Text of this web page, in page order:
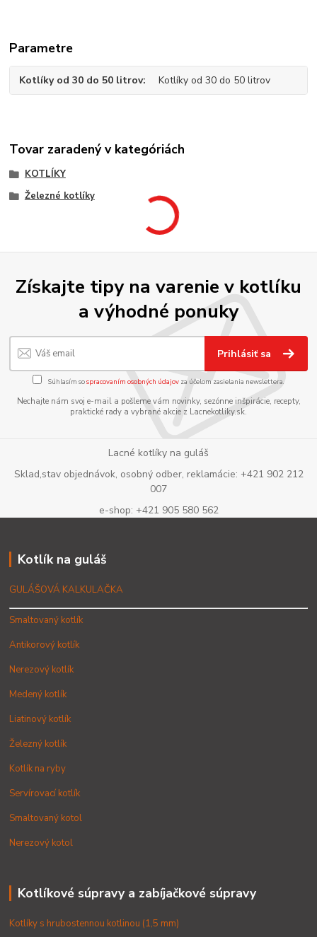
Parametre
Kotlíky od 30 do 50 litrov Kotlíky od 30 do 50 litrov
Tovar zaradený v kategóriách
KOTLÍKY
Železné kotlíky
Získajte tipy na varenie v kotlíku
a výhodné ponuky
Prihlásiť sa
Súhlasím sospracovaním osobných údajov za účelom zasielania newslettera.
Nechajte nám svoj e-mail a pošleme vám novinky, sezónne inšpirácie, recepty,
praktické rady a vybrané akcie z Lacnekotliky.sk.
Lacné kotlíky na guláš
Sklad,stav objednávok, osobný odber, reklamácie: +421 902 212
007
e-shop: +421 905 580 562
Kotlík na guláš
GULÁŠOVÁ KALKULAČKA
Smaltovaný kotlík
Antikorový kotlík
Nerezový kotlík
Medený kotlík
Liatinový kotlík
Železný kotlík
Kotlík na ryby
Servírovací kotlík
Smaltovaný kotol
Nerezový kotol
Kotlíkové súpravy a zabíjačkové súpravy
Kotlíky s hrubostennou kotlinou (1,5 mm)